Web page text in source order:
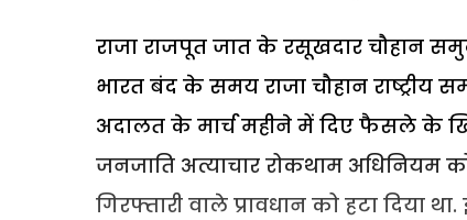
राजा राजपूत जात के रसूखदार चौहान
भारत बंद के समय राजा चौहान राष्ट्रीय
अदालत के मार्च महीने में दिए फैसले के
जनजाति अत्याचार रोकथाम
गिरफ्तारी वाले प्रावधान को हटा